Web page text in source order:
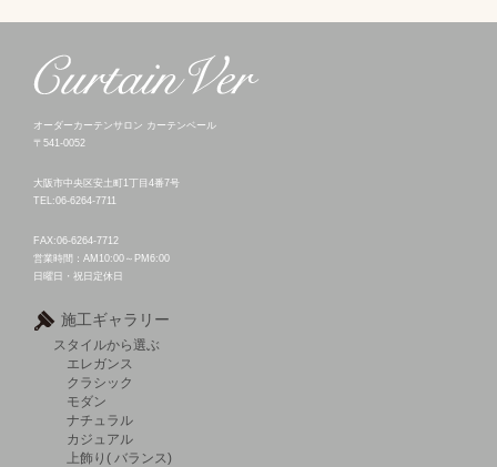
オーダーカーテンサロン カーテンベール
〒541-0052
大阪市中央区安土町1丁目4番7号
TEL:06-6264-7711
FAX:06-6264-7712
営業時間：AM10:00～PM6:00
日曜日・祝日定休日
施工ギャラリー
スタイルから選ぶ
エレガンス
クラシック
モダン
ナチュラル
カジュアル
上飾り( バランス)